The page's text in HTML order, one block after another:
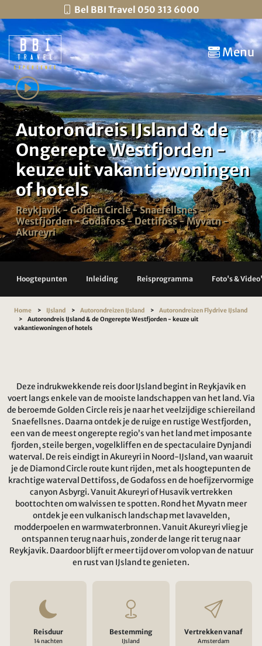
Bel BBI Travel 050 313 6000
Menu
Autorondreis IJsland & de
Ongerepte Westfjorden -
keuze uit vakantiewoningen
of hotels
Reykjavik - Golden Circle - Snaefellsnes -
Westfjorden - Godafoss - Dettifoss - Myvatn -
Akureyri
Hoogtepunten Inleiding Reisprogramma Foto's &
Home IJsland Autorondreizen IJsland
Autorondreizen Flydrive IJsland
Autorondreis IJsland & de Ongerepte Westfjorden - keuze uit
vakantiewoningen of hotels
Deze indrukwekkende reis door IJsland begint in Reykjavik en
voert langs enkele van de mooiste landschappen van het land. Via
de beroemde Golden Circle reis je naar het veelzijdige schiereiland
Snaefellsnes. Daarna ontdek je de ruige en rustige Westfjorden,
een van de meest ongerepte regio’s van het land met imposante
fjorden, steile bergen, vogelkliffen en de spectaculaire Dynjandi
waterval. De reis eindigt in Akureyri in Noord-IJsland, van waaruit
je de Diamond Circle route kunt rijden, met als hoogtepunten de
krachtige waterval Dettifoss, de Godafoss en de hoefijzervormige
canyon Asbyrgi. Vanuit Akureyri of Husavik vertrekken
boottochten om walvissen te spotten. Rond het Myvatn meer
ontdek je een vulkanisch landschap met lavavelden,
modderpoelen en warmwaterbronnen. Vanuit Akureyri vlieg je
ontspannen terug naar huis, zonder de lange rit terug naar
Reykjavik. Daardoor blijft er meer tijd over om volop van de natuur
en rust van IJsland te genieten.
Reisduur
14 nachten
Bestemming
IJsland
Vertrekken vanaf
Amsterdam